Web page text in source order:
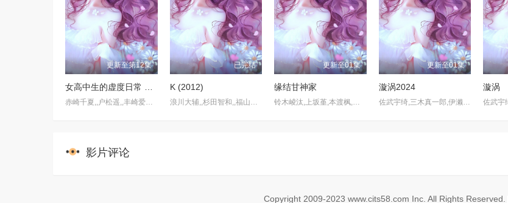
更新至第12集 已完结
K (2012)
更新至01集
缘结甘神家
更新至01集
漩涡2024 漩涡
影片评论
Copyright2009-2023 www.cits58.com Inc. All Rights Reserved.